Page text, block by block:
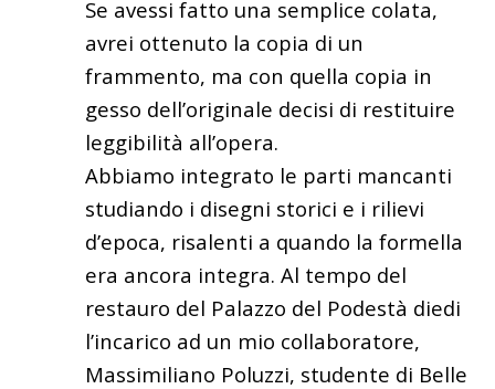
Se avessi fatto una semplice colata,
avrei ottenuto la copia di un
frammento, ma con quella copia in
gesso dell’originale decisi di restituire
leggibilità all’opera.
Abbiamo integrato le parti mancanti
studiando i disegni storici e i rilievi
d’epoca, risalenti a quando la formella
era ancora integra. Al tempo del
restauro del Palazzo del Podestà diedi
l’incarico ad un mio collaboratore,
Massimiliano Poluzzi, studente di Belle